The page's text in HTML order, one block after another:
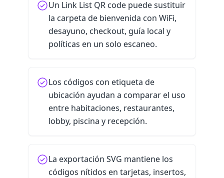
Un Link List QR code puede sustituir
la carpeta de bienvenida con WiFi,
desayuno, checkout, guía local y
políticas en un solo escaneo.
Los códigos con etiqueta de
ubicación ayudan a comparar el uso
entre habitaciones, restaurantes,
lobby, piscina y recepción.
La exportación SVG mantiene los
códigos nítidos en tarjetas, insertos,